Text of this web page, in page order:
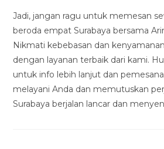
Jadi, jangan ragu untuk memesan
beroda empat Surabaya bersama
Nikmati kebebasan dan
dengan layanan terbaik dari kami.
untuk info lebih lanjut dan
melayani Anda dan memutuskan
Surabaya berjalan lancar dan